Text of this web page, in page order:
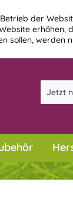
der
sollen, werden